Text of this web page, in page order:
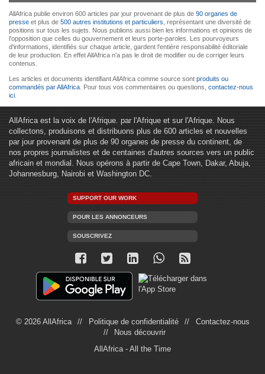
AllAfrica publie environ 600 articles par jour provenant de plus de 90 organes de
presse et plus de 500 autres institutions et particuliers , représentant une diversité de
positions sur tous les sujets. Nous publions aussi bien les informations et opinions de
l'opposition que celles du gouvernement et leurs porte-paroles. Les pourvoyeurs
d'informations, identifiés sur chaque article, gardent l'entière responsabilité éditoriale
de leur production. En effet AllAfrica n'a pas le droit de modifier ou de corriger leurs
contenus.
Les articles et documents identifiant AllAfrica comme source sont produits ou
commandés par AllAfrica . Pour tous vos commentaires ou questions, contactez-nous
ici
AllAfrica est la voix de l'Afrique. par l'Afrique et sur l'Afrique. Nous
collectons, produisons et distribuons plus de 600 articles et nouvelles
par jour provenant de plus de 90 organes de presse du continent, de
nos propres journalistes et de centaines d'autres sources vers un public
africain et mondial. Nous opérons à partir de Cape Town, Dakar, Abuja,
Johannesburg, Nairobi et Washington DC.
SUPPORT OUR WORK
POUR LES ANNONCEURS
SOUSCRIVEZ
© 2026 AllAfrica Politique de confidentialité
Contactez-nous
Nous découvrir
AllAfrica - All the Time